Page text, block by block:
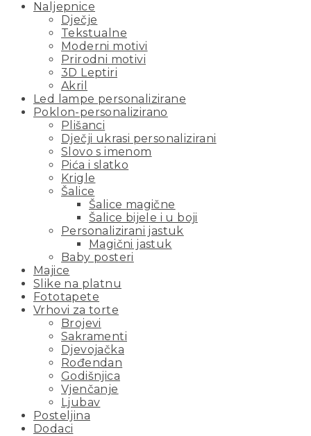
Naljepnice
Dječje
Tekstualne
Moderni motivi
Prirodni motivi
3D Leptiri
Akril
Led lampe personalizirane
Poklon-personalizirano
Plišanci
Dječji ukrasi personalizirani
Slovo s imenom
Pića i slatko
Krigle
Šalice
Šalice magične
Šalice bijele i u boji
Personalizirani jastuk
Magični jastuk
Baby posteri
Majice
Slike na platnu
Fototapete
Vrhovi za torte
Brojevi
Sakramenti
Djevojačka
Rođendan
Godišnjica
Vjenčanje
Ljubav
Posteljina
Dodaci